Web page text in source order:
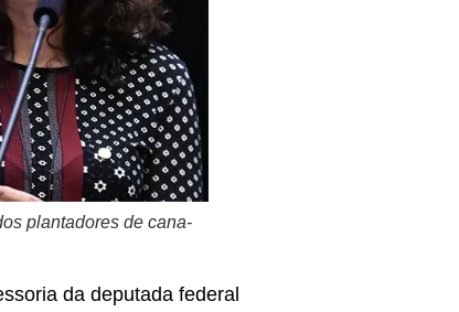
plantadores de cana-
da deputada federal